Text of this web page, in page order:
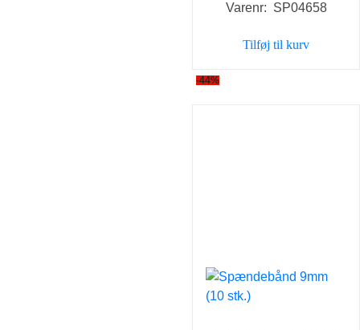
pris
9,00 kr..
pris
Varenr: SP04658
Tilføj til kurv
-44%